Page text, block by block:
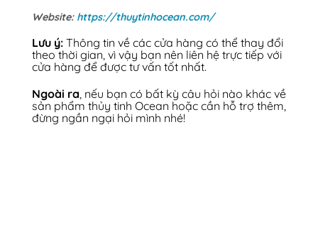
Website: https://thuytinhocean.com/
Lưu ý: Thông tin về các cửa hàng có thể thay đổi
theo thời gian, vì vậy bạn nên liên hệ trực tiếp với
cửa hàng để được tư vấn tốt nhất.
Ngoài ra, nếu bạn có bất kỳ câu hỏi nào khác về
sản phẩm thủy tinh Ocean hoặc cần hỗ trợ thêm,
đừng ngần ngại hỏi mình nhé!